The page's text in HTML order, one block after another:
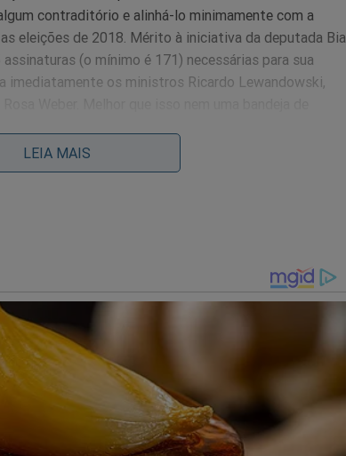
contraditório e alinhá-lo minimamente com a
eleições de 2018. Mérito à iniciativa da deputada Bia
(o mínimo é 171) necessárias para sua
imediatamente os ministros Ricardo Lewandowski,
Supremo contraria a turma de rabo preso,
enquanto criminosos soltos
assaltam crianças nas esquinas. Os
ser convencidos ou vencidos, têm cadeira
essa matéria.
que já aderiram à proposta para que sua convicção
cobre posição dos que não assinaram.
“Seu
deputado? De que modo lhe servem a atual
ao sentimento nacional? O senhor concorda
LEIA MAIS